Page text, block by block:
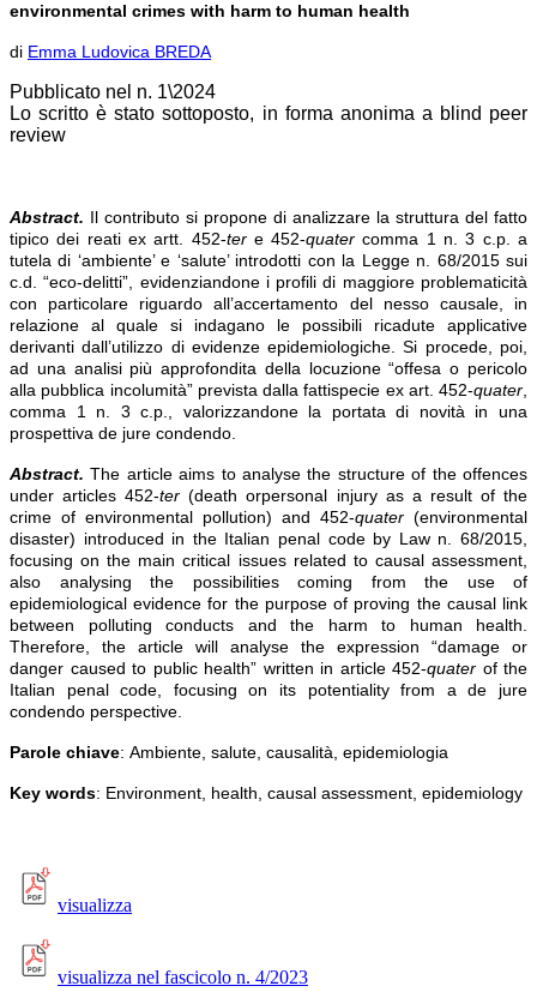
environmental crimes with harm to human health
di Emma Ludovica BREDA
Pubblicato nel n. 1\2024
Lo scritto è stato sottoposto, in forma anonima a blind peer
review
Abstract. Il contributo si propone di analizzare la struttura del fatto
tipico dei reati ex artt. 452-tere 452-quater comma 1 n. 3 c.p. a
tutela di ‘ambiente’ e ‘salute’ introdotti con la Legge n. 68/2015 sui
c.d. “eco-delitti”, evidenziandone i profili di maggiore problematicità
con particolare riguardo all’accertamento del nesso causale, in
relazione al quale si indagano le possibili ricadute applicative
derivanti dall’utilizzo di evidenze epidemiologiche. Si procede, poi,
ad una analisi più approfondita della locuzione “offesa o pericolo
alla pubblica incolumità” prevista dalla fattispecie ex art. 452-quater
comma 1 n. 3 c.p., valorizzandone la portata di novità in una
prospettiva de jure condendo.
Abstract.The article aims to analyse the structure of the offences
under articles 452-ter (death orpersonal injury as a result of the
crime of environmental pollution) and 452-quater (environmental
disaster) introduced in the Italian penal code by Law n. 68/2015,
focusing on the main critical issues related to causal assessment,
also analysing the possibilities coming from the use of
epidemiological evidence for the purpose of proving the causal link
between polluting conducts and the harm to human health.
Therefore, the article will analyse the expression “damage or
danger caused to public health” written in article 452-quater of the
Italian penal code, focusing on its potentiality from a de jure
condendo perspective.
Parole chiave: Ambiente, salute, causalità, epidemiologia
Key words: Environment, health, causal assessment, epidemiology
visualizza
visualizza nel fascicolo n. 4/2023